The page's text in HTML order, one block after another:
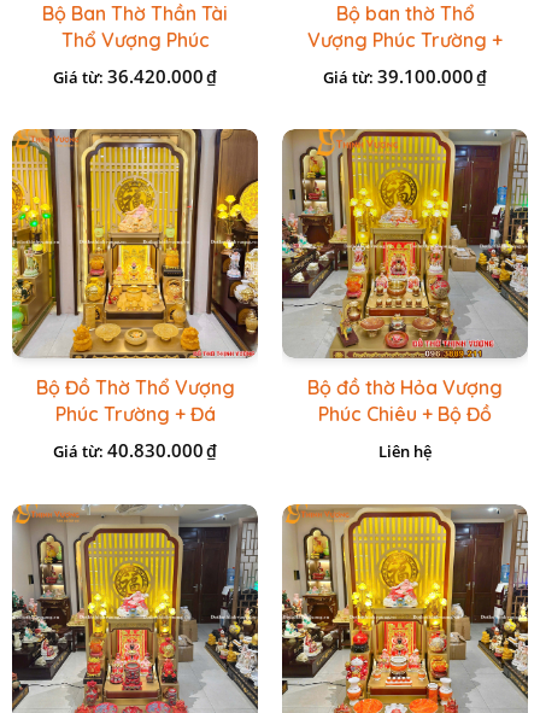
Bộ Ban Thờ Thần Tài
Thổ Vượng Phúc
Trường + Bộ Đồ Sứ
Cao Cấp Gấm Vàng
Giá từ: 36.420.000₫
Bộ ban thờ Thổ
Vượng Phúc Trường +
Đồ Sứ Vàng Đá Cao
Giá từ: 39.100.000₫
Bộ Đồ Thờ Thổ Vượng
Phúc Trường + Đá
Onix Vàng
Giá từ: 40.830.000₫
Bộ đồ thờ Hỏa Vượng
Phúc Chiêu + Bộ Đồ
Thờ Đá Đỏ Bọc Đồng
Cao cấp
Liên hệ